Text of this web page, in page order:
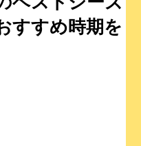
すすめ時期を